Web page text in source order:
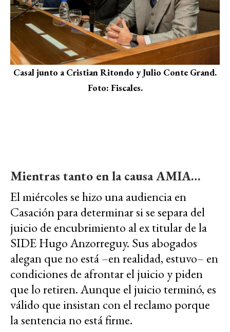
Casal junto a Cristian Ritondo y Julio Conte Grand.
Foto: Fiscales.
Mientras tanto en la causa AMIA…
El miércoles se hizo una audiencia en
Casación para determinar si se separa del
juicio de encubrimiento al ex titular de la
SIDE Hugo Anzorreguy. Sus abogados
alegan que no está –en realidad, estuvo– en
condiciones de afrontar el juicio y piden
que lo retiren. Aunque el juicio terminó, es
válido que insistan con el reclamo porque
la sentencia no está firme.